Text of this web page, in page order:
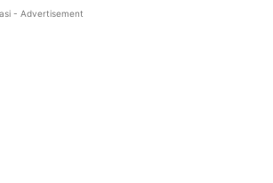
- Advertisement